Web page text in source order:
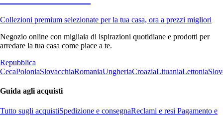
Collezioni premium selezionate per la tua casa, ora a prezzi migliori
Negozio online con migliaia di ispirazioni quotidiane e prodotti per
arredare la tua casa come piace a te.
Repubblica
CecaPoloniaSlovacchiaRomaniaUngheriaCroaziaLituaniaLettonia
Guida agli acquisti
Tutto sugli acquistiSpedizione e consegnaReclami e resi Pagamento e